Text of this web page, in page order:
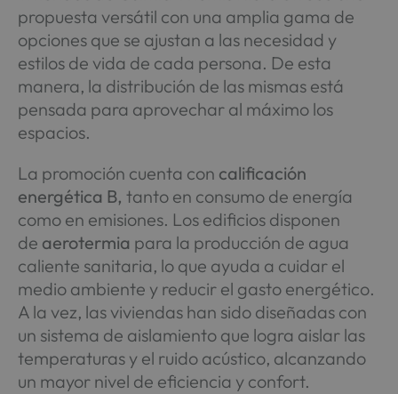
propuesta versátil con una amplia gama de
opciones que se ajustan a las necesidad y
estilos de vida de cada persona. De esta
manera, la distribución de las mismas está
pensada para aprovechar al máximo los
espacios.
La promoción cuenta con calificación
energética B, tanto en consumo de energía
como en emisiones. Los edificios disponen
de aerotermia para la producción de agua
caliente sanitaria, lo que ayuda a cuidar el
medio ambiente y reducir el gasto energético.
A la vez, las viviendas han sido diseñadas con
un sistema de aislamiento que logra aislar las
temperaturas y el ruido acústico, alcanzando
un mayor nivel de eficiencia y confort.